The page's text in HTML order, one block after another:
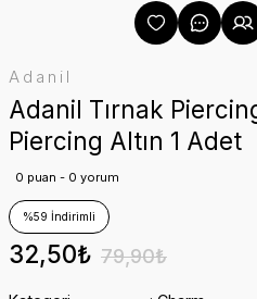
Adanil
Adanil Tırnak
Piercing Altın 1 Adet
0 puan - 0 yorum
%59 İndirimli
32,50₺ 79,90₺